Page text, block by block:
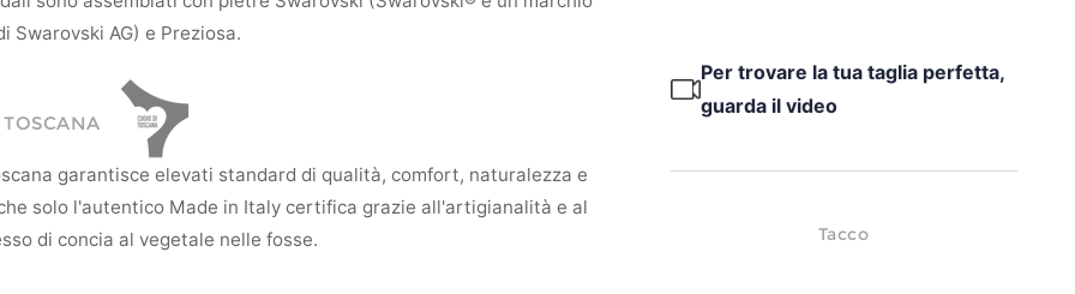
Swarovski AG) e Preziosa.
garantisce elevati standard di qualità, comfort, naturalezza e
solo l'autentico Made in Italy certifica grazie all'artigianalità e al
di concia al vegetale nelle fosse.
Per trovare la tua taglia perfetta,
guarda il video
Tacco